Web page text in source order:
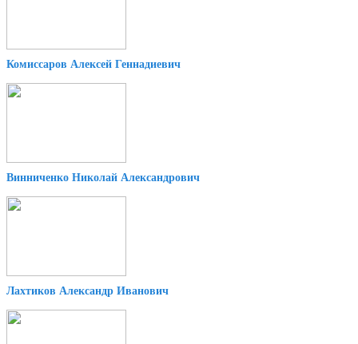
Комиссаров Алексей Геннадиевич
Винниченко Николай Александрович
Лахтиков Александр Иванович